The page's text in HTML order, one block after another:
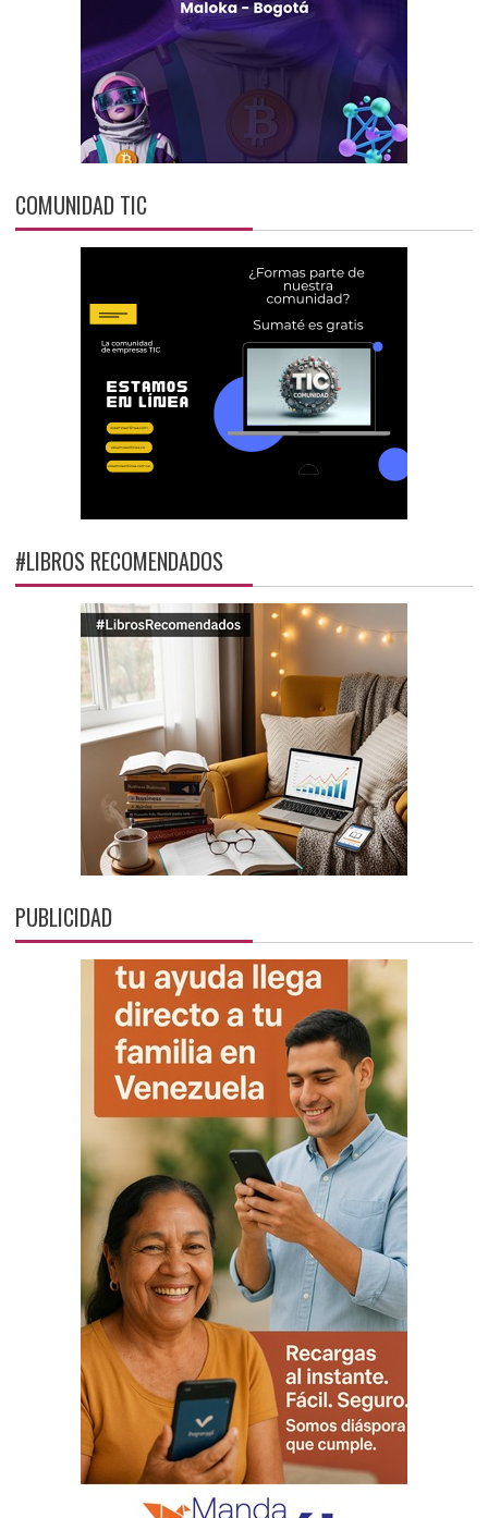
COMUNIDAD TIC
#LIBROS RECOMENDADOS
PUBLICIDAD